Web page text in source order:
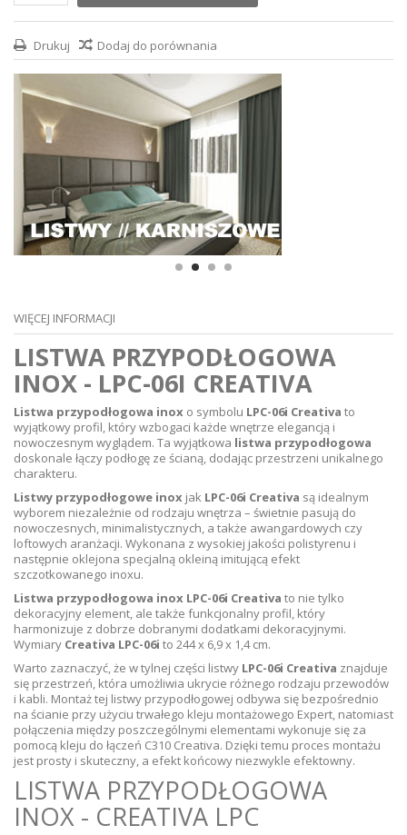
Drukuj Dodaj do porównania
WIĘCEJ INFORMACJI
LISTWA PRZYPODŁOGOWA
INOX - LPC-06I CREATIVA
Listwa przypodłogowa inox o symbolu LPC-06i Creativa to
wyjątkowy profil, który wzbogaci każde wnętrze elegancją i
nowoczesnym wyglądem. Ta wyjątkowa listwa przypodłogowa
doskonale łączy podłogę ze ścianą, dodając przestrzeni unikalnego
charakteru.
Listwy przypodłogowe inox jak LPC-06i Creativa są idealnym
wyborem niezależnie od rodzaju wnętrza – świetnie pasują do
nowoczesnych, minimalistycznych, a także awangardowych czy
loftowych aranżacji. Wykonana z wysokiej jakości polistyrenu i
następnie oklejona specjalną okleiną imitującą efekt
szczotkowanego inoxu.
Listwa przypodłogowa inox LPC-06i Creativa to nie tylko
dekoracyjny element, ale także funkcjonalny profil, który
harmonizuje z dobrze dobranymi dodatkami dekoracyjnymi.
Wymiary Creativa LPC-06i to 244 x 6,9 x 1,4 cm.
Warto zaznaczyć, że w tylnej części listwy LPC-06i Creativa znajduje
się przestrzeń, która umożliwia ukrycie różnego rodzaju przewodów
i kabli. Montaż tej listwy przypodłogowej odbywa się bezpośrednio
na ścianie przy użyciu trwałego kleju montażowego Expert, natomiast
połączenia między poszczególnymi elementami wykonuje się za
pomocą kleju do łączeń C310 Creativa. Dzięki temu proces montażu
jest prosty i skuteczny, a efekt końcowy niezwykle efektowny.
LISTWA PRZYPODŁOGOWA
INOX - CREATIVA LPC